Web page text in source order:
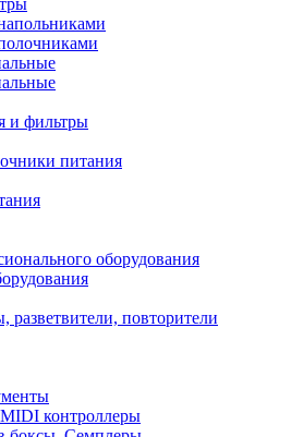
и фильтры
питания
оборудования
повторители
контроллеры